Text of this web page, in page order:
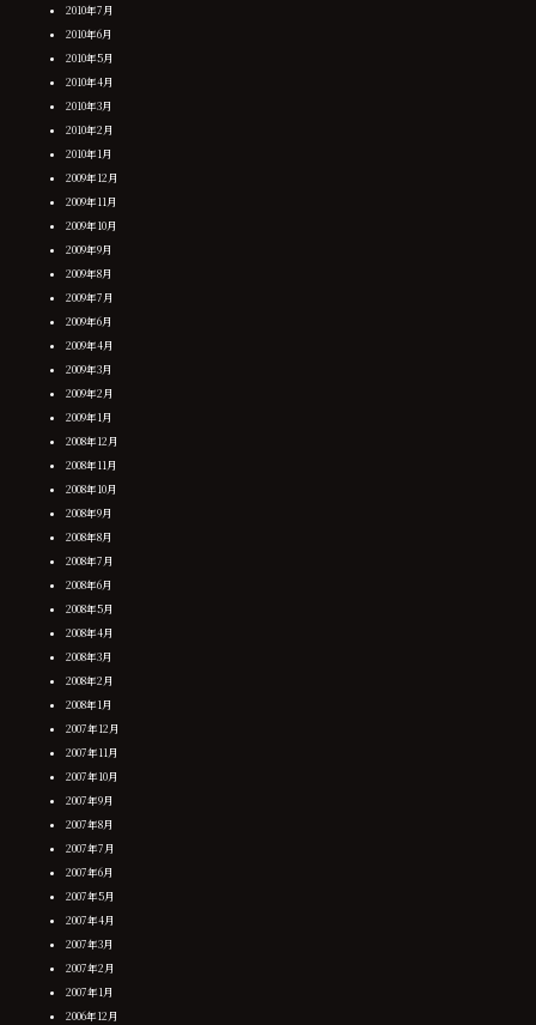
2010年7月
2010年6月
2010年5月
2010年4月
2010年3月
2010年2月
2010年1月
2009年12月
2009年11月
2009年10月
2009年9月
2009年8月
2009年7月
2009年6月
2009年4月
2009年3月
2009年2月
2009年1月
2008年12月
2008年11月
2008年10月
2008年9月
2008年8月
2008年7月
2008年6月
2008年5月
2008年4月
2008年3月
2008年2月
2008年1月
2007年12月
2007年11月
2007年10月
2007年9月
2007年8月
2007年7月
2007年6月
2007年5月
2007年4月
2007年3月
2007年2月
2007年1月
2006年12月